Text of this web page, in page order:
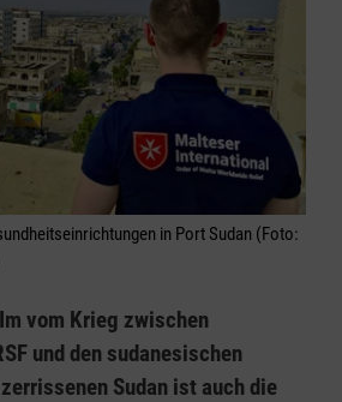
in Port Sudan (Foto:
vom Krieg zwischen
und den sudanesischen
Sudan ist auch die